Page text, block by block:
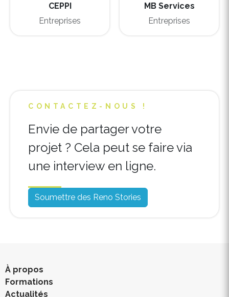
CEPPI
Entreprises
MB Services
Entreprises
CONTACTEZ-NOUS !
Envie de partager votre
projet ? Cela peut se faire via
une interview en ligne.
Soumettre des Reno Stories
À propos
Formations
Actualités